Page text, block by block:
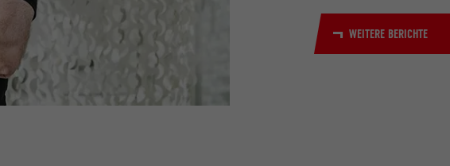
WEITERE BERICHTE